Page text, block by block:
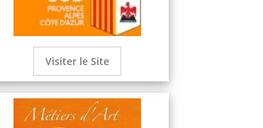
Visiter le Site